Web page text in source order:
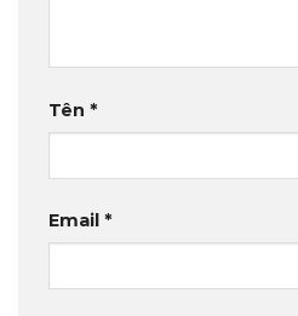
Tên *
Email *